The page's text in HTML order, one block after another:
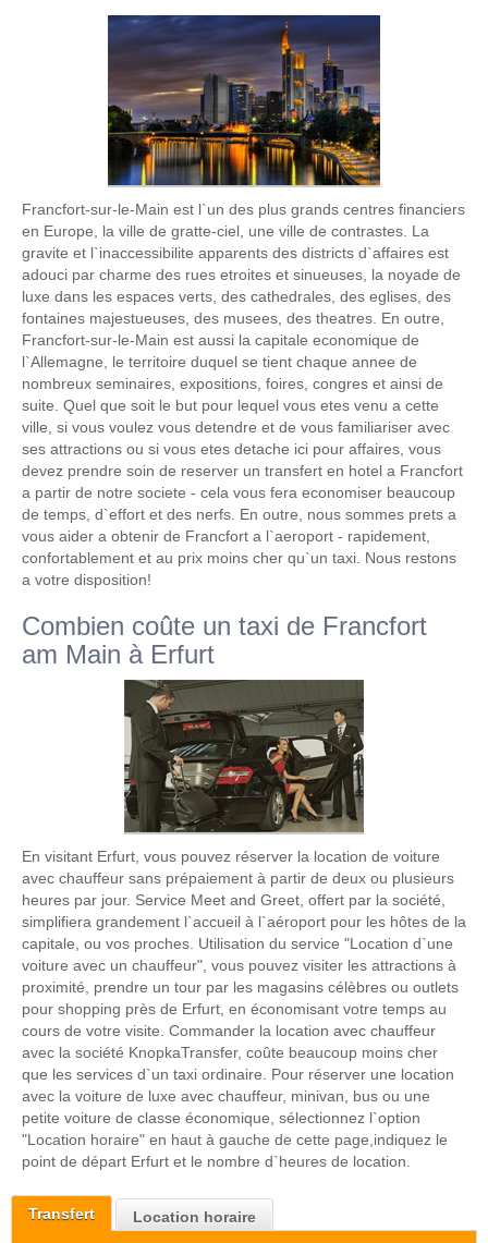
Transfert Location horaire
Francfort-sur-le-Main est l`un des plus grands centres financiers
en Europe, la ville de gratte-ciel, une ville de contrastes. La
gravite et l`inaccessibilite apparents des districts d`affaires est
adouci par charme des rues etroites et sinueuses, la noyade de
luxe dans les espaces verts, des cathedrales, des eglises, des
fontaines majestueuses, des musees, des theatres. En outre,
Francfort-sur-le-Main est aussi la capitale economique de
l`Allemagne, le territoire duquel se tient chaque annee de
nombreux seminaires, expositions, foires, congres et ainsi de
suite. Quel que soit le but pour lequel vous etes venu a cette
ville, si vous voulez vous detendre et de vous familiariser avec
ses attractions ou si vous etes detache ici pour affaires, vous
devez prendre soin de reserver un transfert en hotel a Francfort
a partir de notre societe - cela vous fera economiser beaucoup
de temps, d`effort et des nerfs. En outre, nous sommes prets a
vous aider a obtenir de Francfort a l`aeroport - rapidement,
confortablement et au prix moins cher qu`un taxi. Nous restons
a votre disposition!
Combien coûte un taxi de Francfort
am Main à Erfurt
En visitant Erfurt, vous pouvez réserver la location de voiture
avec chauffeur sans prépaiement à partir de deux ou plusieurs
heures par jour. Service Meet and Greet, offert par la société,
simplifiera grandement l`accueil à l`aéroport pour les hôtes de la
capitale, ou vos proches. Utilisation du service "Location d`une
voiture avec un chauffeur", vous pouvez visiter les attractions à
proximité, prendre un tour par les magasins célèbres ou outlets
pour shopping près de Erfurt, en économisant votre temps au
cours de votre visite. Commander la location avec chauffeur
avec la société KnopkaTransfer, coûte beaucoup moins cher
que les services d`un taxi ordinaire. Pour réserver une location
avec la voiture de luxe avec chauffeur, minivan, bus ou une
petite voiture de classe économique, sélectionnez l`option
"Location horaire" en haut à gauche de cette page,indiquez le
point de départ Erfurt et le nombre d`heures de location.